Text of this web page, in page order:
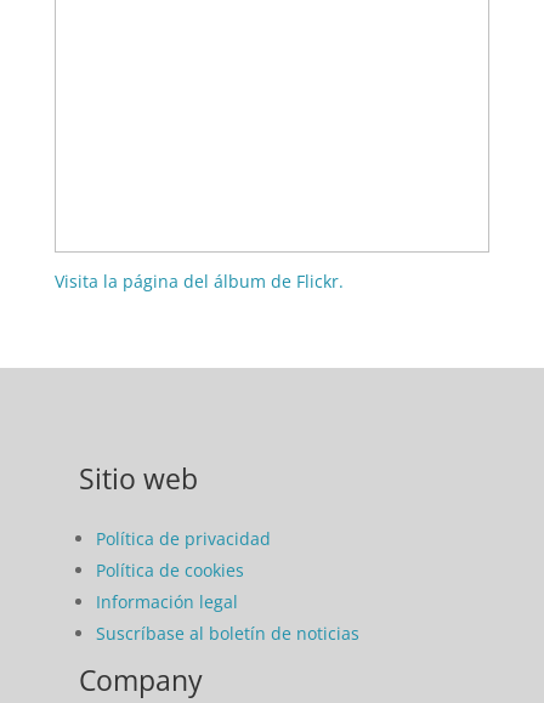
Visita la página del álbum de Flickr.
Sitio web
Política de privacidad
Política de cookies
Información legal
Suscríbase al boletín de noticias
Company